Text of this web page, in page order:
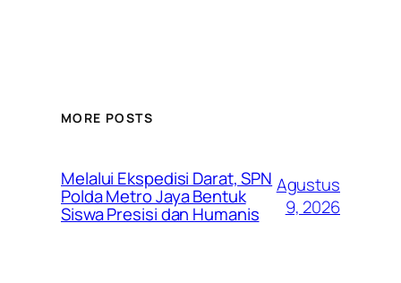
MORE POSTS
Melalui Ekspedisi Darat, SPN
Polda Metro Jaya Bentuk
Siswa Presisi dan Humanis
Agustus
9, 2026